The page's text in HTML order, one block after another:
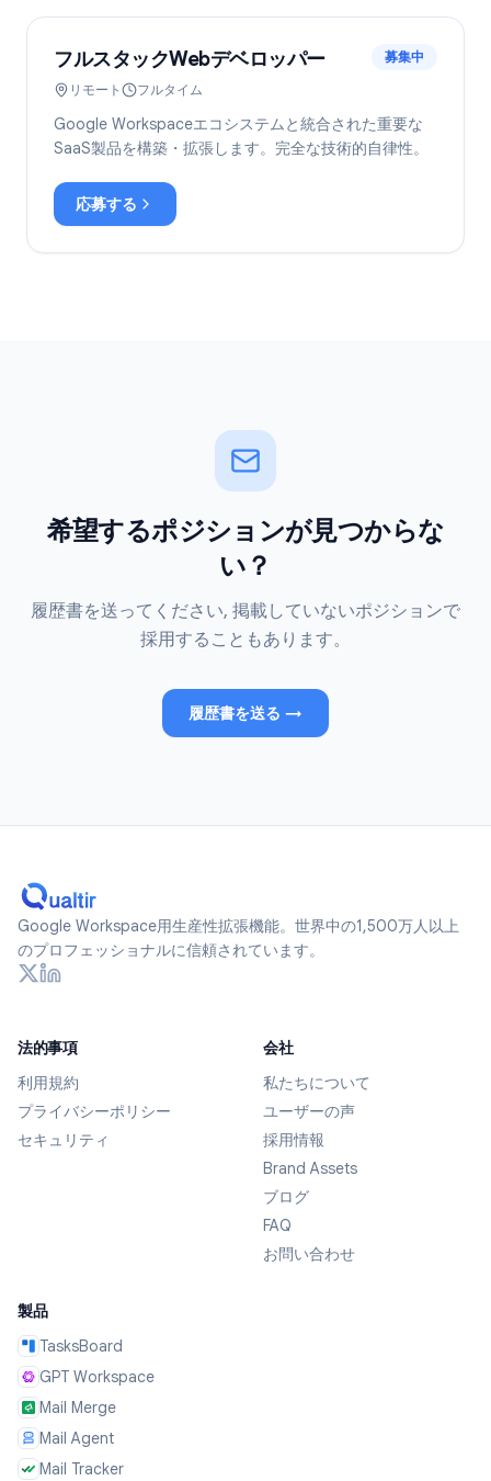
フルスタックWebデベロッパー
リモート フルタイム
募集中
Google Workspaceエコシステムと統合された重要な
SaaS製品を構築・拡張します。完全な技術的自律性。
応募する
希望するポジションが見つからな
い？
履歴書を送ってください, 掲載していないポジションで
採用することもあります。
履歴書を送る →
Google Workspace用生産性拡張機能。世界中の1,500万人以上
のプロフェッショナルに信頼されています。
法的事項
利用規約
プライバシーポリシー
セキュリティ
会社
私たちについて
ユーザーの声
採用情報
Brand Assets
ブログ
FAQ
お問い合わせ
製品
TasksBoard
GPT Workspace
Mail Merge
Mail Agent
Mail Tracker